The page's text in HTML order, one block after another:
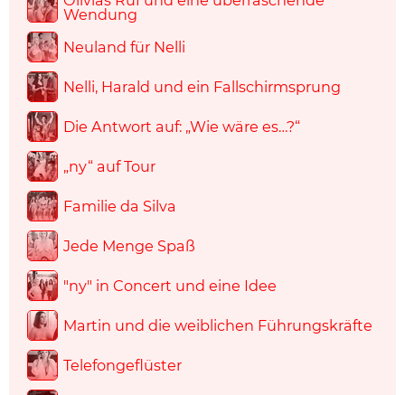
Wendung
Neuland für Nelli
Nelli, Harald und ein Fallschirmsprung
Die Antwort auf: „Wie wäre es…?“
„ny“ auf Tour
Familie da Silva
Jede Menge Spaß
"ny" in Concert und eine Idee
Martin und die weiblichen Führungskräfte
Telefongeflüster